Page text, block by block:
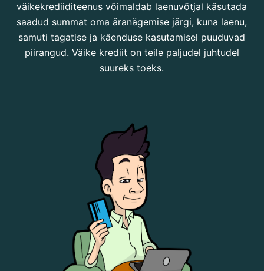
väikekrediiditeenus võimaldab laenuvõtjal käsutada
saadud summat oma äranägemise järgi, kuna laenu,
samuti tagatise ja käenduse kasutamisel puuduvad
piirangud. Väike krediit on teile paljudel juhtudel
suureks toeks.